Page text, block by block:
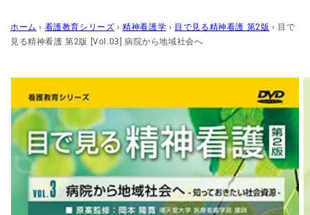
登
ホーム › 看護教育シリーズ › 精神看護学 › 目で見る精神看護 第2版 › 目で
見る精神看護 第2版 [Vol.03] 病院から地域社会へ
商品情
報にス
キップ